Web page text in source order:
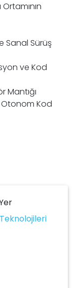
Sanal Sürüş
ve Kod
Mantığı
Kod